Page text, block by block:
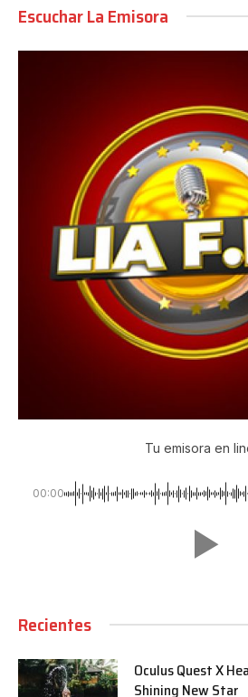
Escuchar La Emisora
Tu emisora en
00:00
Recientes
Oculus Quest X
Shining New Star